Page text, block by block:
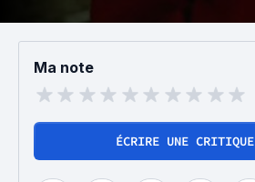
Ma note
ÉCRIRE UNE CRITIQUE